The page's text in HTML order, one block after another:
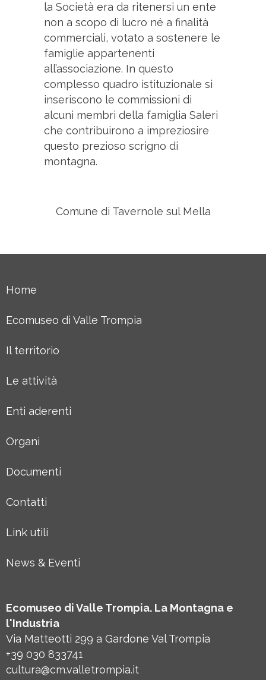
la Società era da ritenersi un ente
non a scopo di lucro né a finalità
commerciali, votato a sostenere le
famiglie appartenenti
all’associazione. In questo
complesso quadro istituzionale si
inseriscono le commissioni di
alcuni membri della famiglia Saleri
che contribuirono a impreziosire
questo prezioso scrigno di
montagna.
Comune di Tavernole sul Mella
Home
Ecomuseo di Valle Trompia
Il territorio
Le attività
Enti aderenti
Organi
Documenti
Contatti
Link utili
News & Eventi
Ecomuseo di Valle Trompia. La Montagna e
l'Industria
Via Matteotti 299 a Gardone Val Trompia
+39 030 833741
cultura@cm.valletrompia.it